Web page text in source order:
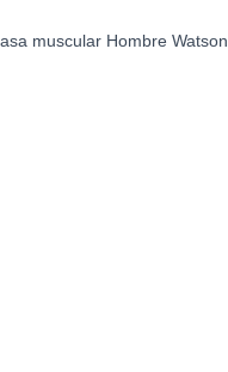
muscular Hombre Watson